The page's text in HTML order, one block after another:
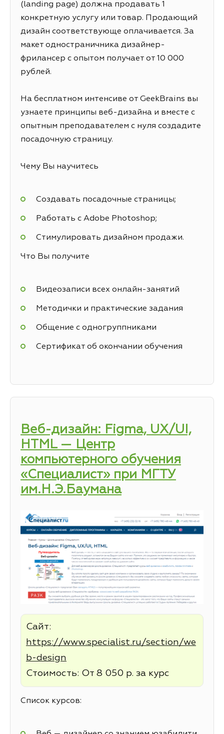
(landing page) должна продавать 1
конкретную услугу или товар. Продающий
дизайн соответствующе оплачивается. За
макет одностраничника дизайнер-
фрилансер с опытом получает от 10 000
рублей.
На бесплатном интенсиве от GeekBrains вы
узнаете принципы веб-дизайна и вместе с
опытным преподавателем с нуля создадите
посадочную страницу.
Чему Вы научитесь
Создавать посадочные страницы;
Работать с Adobe Photoshop;
Стимулировать дизайном продажи.
Что Вы получите
Видеозаписи всех онлайн-занятий
Методички и практические задания
Общение с одногруппниками
Сертификат об окончании обучения
Веб-дизайн: Figma, UX/UI,
HTML — Центр
компьютерного обучения
«Специалист» при МГТУ
им.Н.Э.Баумана
Сайт:
https://www.specialist.ru/section/we
b-design
Стоимость: От 8 050 р. за курс
Список курсов: